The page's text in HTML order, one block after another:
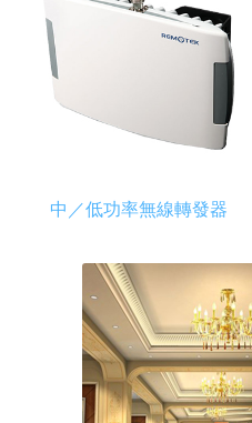
中／低功率無線轉發器